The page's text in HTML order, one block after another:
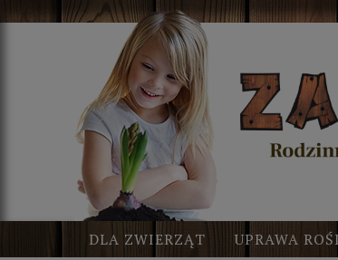
DLA ZWIERZĄT UPRAWA